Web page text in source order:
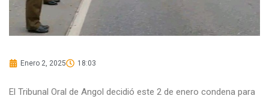
Enero 2, 2025 18:03
El Tribunal Oral de Angol decidió este 2 de enero condena para